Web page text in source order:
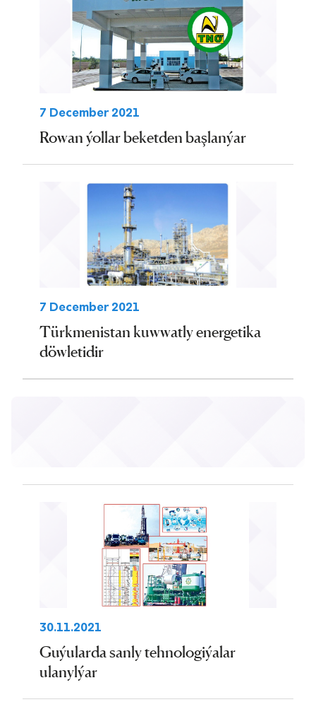
7 December 2021
Rowan ýollar beketden başlanýar
7 December 2021
Türkmenistan kuwwatly energetika
döwletidir
30.11.2021
Guýularda sanly tehnologiýalar
ulanylýar